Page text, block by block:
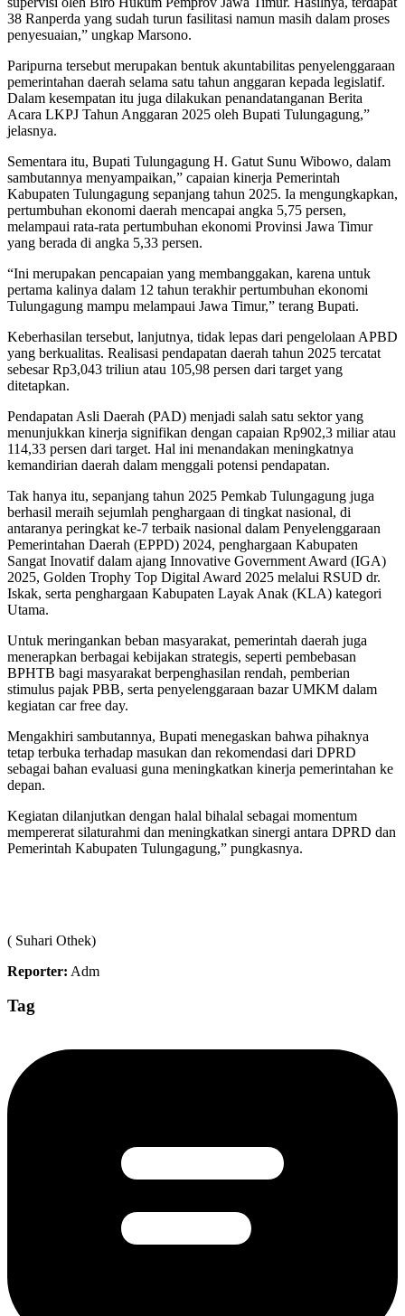
38 Ranperda yang sudah turun fasilitasi namun masih dalam proses
penyesuaian,” ungkap Marsono.
Paripurna tersebut merupakan bentuk akuntabilitas penyelenggaraan
pemerintahan daerah selama satu tahun anggaran kepada legislatif.
Dalam kesempatan itu juga dilakukan penandatanganan Berita
Acara LKPJ Tahun Anggaran 2025 oleh Bupati Tulungagung,”
jelasnya.
Sementara itu, Bupati Tulungagung H. Gatut Sunu Wibowo, dalam
sambutannya menyampaikan,” capaian kinerja Pemerintah
Kabupaten Tulungagung sepanjang tahun 2025. Ia mengungkapkan,
pertumbuhan ekonomi daerah mencapai angka 5,75 persen,
melampaui rata-rata pertumbuhan ekonomi Provinsi Jawa Timur
yang berada di angka 5,33 persen.
“Ini merupakan pencapaian yang membanggakan, karena untuk
pertama kalinya dalam 12 tahun terakhir pertumbuhan ekonomi
Tulungagung mampu melampaui Jawa Timur,” terang Bupati.
Keberhasilan tersebut, lanjutnya, tidak lepas dari pengelolaan APBD
yang berkualitas. Realisasi pendapatan daerah tahun 2025 tercatat
sebesar Rp3,043 triliun atau 105,98 persen dari target yang
ditetapkan.
Pendapatan Asli Daerah (PAD) menjadi salah satu sektor yang
menunjukkan kinerja signifikan dengan capaian Rp902,3 miliar atau
114,33 persen dari target. Hal ini menandakan meningkatnya
kemandirian daerah dalam menggali potensi pendapatan.
Tak hanya itu, sepanjang tahun 2025 Pemkab Tulungagung juga
berhasil meraih sejumlah penghargaan di tingkat nasional, di
antaranya peringkat ke-7 terbaik nasional dalam Penyelenggaraan
Pemerintahan Daerah (EPPD) 2024, penghargaan Kabupaten
Sangat Inovatif dalam ajang Innovative Government Award (IGA)
2025, Golden Trophy Top Digital Award 2025 melalui RSUD dr.
Iskak, serta penghargaan Kabupaten Layak Anak (KLA) kategori
Utama.
Untuk meringankan beban masyarakat, pemerintah daerah juga
menerapkan berbagai kebijakan strategis, seperti pembebasan
BPHTB bagi masyarakat berpenghasilan rendah, pemberian
stimulus pajak PBB, serta penyelenggaraan bazar UMKM dalam
kegiatan car free day.
Mengakhiri sambutannya, Bupati menegaskan bahwa pihaknya
tetap terbuka terhadap masukan dan rekomendasi dari DPRD
sebagai bahan evaluasi guna meningkatkan kinerja pemerintahan ke
depan.
Kegiatan dilanjutkan dengan halal bihalal sebagai momentum
mempererat silaturahmi dan meningkatkan sinergi antara DPRD dan
Pemerintah Kabupaten Tulungagung,” pungkasnya.
( Suhari Othek)
Reporter: Adm
Tag